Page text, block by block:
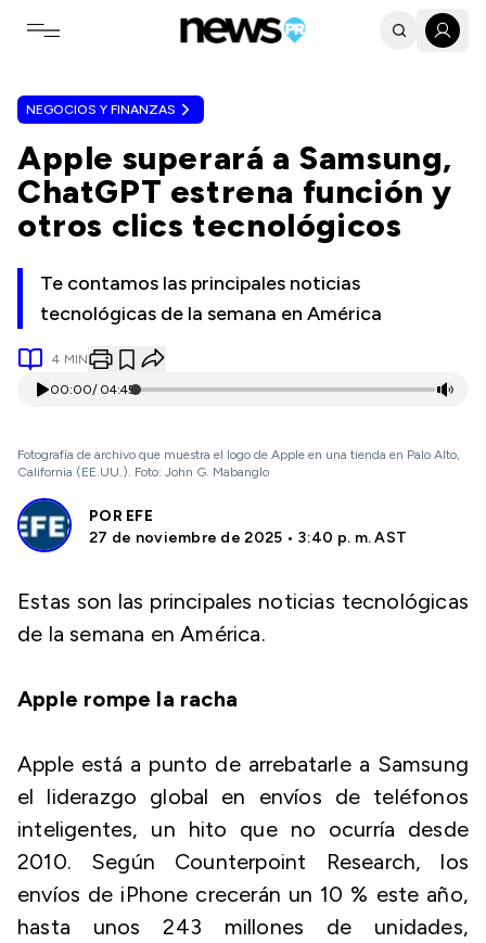
Toggle navigation menu
NEGOCIOS Y FINANZAS
Apple superará a Samsung,
ChatGPT estrena función y
otros clics tecnológicos
Te contamos las principales noticias
tecnológicas de la semana en América
4 MIN
00:00/ 04:45
Fotografía de archivo que muestra el logo de Apple en una tienda en Palo Alto,
California (EE.UU.). Foto: John G. Mabanglo
POR EFE
27 de noviembre de 2025 • 3:40 p. m. AST
Estas son las principales noticias tecnológicas
de la semana en América.
Apple rompe la racha
Apple está a punto de arrebatarle a Samsung
el liderazgo global en envíos de teléfonos
inteligentes, un hito que no ocurría desde
2010. Según Counterpoint Research, los
envíos de iPhone crecerán un 10 % este año,
hasta unos 243 millones de unidades,